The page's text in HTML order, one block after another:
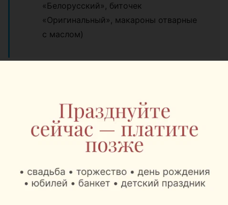
«Белорусский», биточек
«Оригинальный», макароны отварные
с маслом)